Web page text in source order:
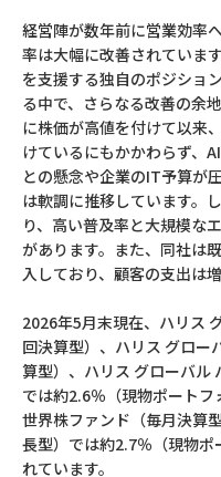
経営陣が数年前に営業効率
率は大幅に改善されていま
を支援する独自のポジショ
る中で、さらなる改善の余
に株価が高値を付けて以来
けているにもかかわらず、
との懸念や企業のIT予算が
は軟調に推移しています。
り、高い普及率と大規模な
があります。また、同社は
入しており、顧客の支出は
2026年5月末現在、ハリス
回決算型）、ハリス グロー
算型）、ハリス グローバル
では約2.6％（現物ポート
世界株ファンド（毎月決算
長型）では約2.7％（現物
れています。